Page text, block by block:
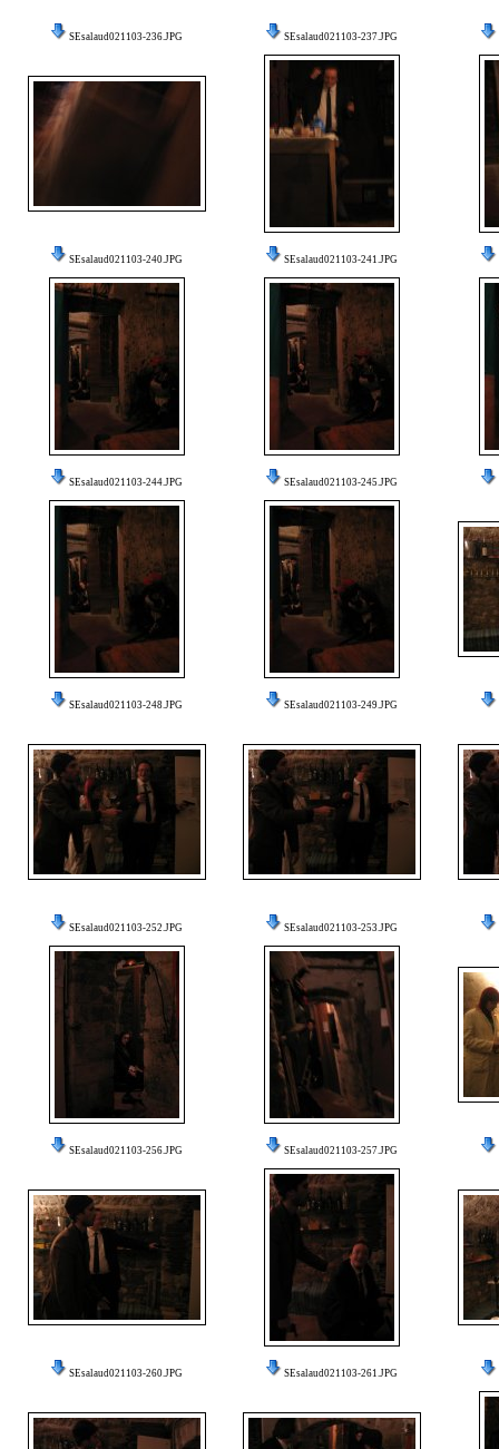
SEsalaud021103-236.JPG SEsalaud021103-237.JPG
SEsalaud021103-240.JPG SEsalaud021103-241.JPG
SEsalaud021103-244.JPG SEsalaud021103-245.JPG
SEsalaud021103-248.JPG SEsalaud021103-249.JPG
SEsalaud021103-252.JPG SEsalaud021103-253.JPG
SEsalaud021103-256.JPG SEsalaud021103-257.JPG
SEsalaud021103-260.JPG SEsalaud021103-261.JPG